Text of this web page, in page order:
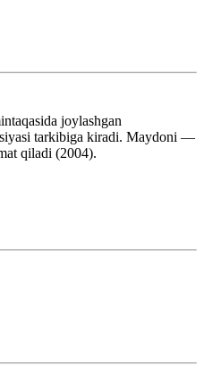
joylashgan
tarkibiga kiradi. Maydoni —
qiladi (2004).